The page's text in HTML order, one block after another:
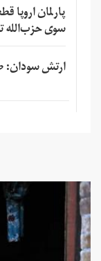
پارلمان
سوی حزب‌الله
ارتش سودان: